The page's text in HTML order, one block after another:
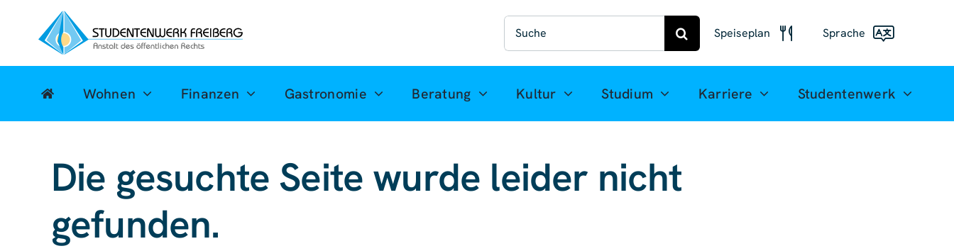
springen
Suche
nach:
Speiseplan
Speiseplan
Mittweida
Sprache
(UK)
Wohnen Finanzen Gastronomie Beratung Kultur Studium Karriere Studentenwerk
Die gesuchte Seite wurde leider nicht
gefunden.